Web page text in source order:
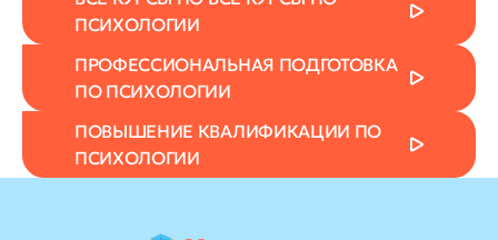
ПСИХОЛОГИИ
ПРОФЕССИОНАЛЬНАЯ ПОДГОТОВКА
ПО ПСИХОЛОГИИ
ПОВЫШЕНИЕ КВАЛИФИКАЦИИ ПО
ПСИХОЛОГИИ